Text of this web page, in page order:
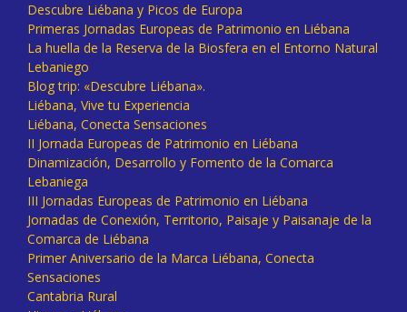
Descubre Liébana y Picos de Europa
Primeras Jornadas Europeas de Patrimonio en Liébana
La huella de la Reserva de la Biosfera en el Entorno Natural
Lebaniego
Blog trip: «Descubre Liébana».
Liébana, Vive tu Experiencia
Liébana, Conecta Sensaciones
II Jornada Europeas de Patrimonio en Liébana
Dinamización, Desarrollo y Fomento de la Comarca
Lebaniega
III Jornadas Europeas de Patrimonio en Liébana
Jornadas de Conexión, Territorio, Paisaje y Paisanaje de la
Comarca de Liébana
Primer Aniversario de la Marca Liébana, Conecta
Sensaciones
Cantabria Rural